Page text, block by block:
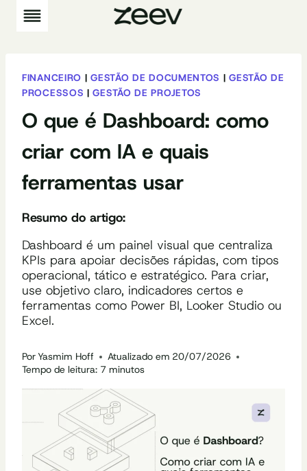
Pular
para
FINANCEIRO |GESTÃO DE DOCUMENTOS |GESTÃO DE
PROCESSOS |GESTÃO DE PROJETOS
O que é Dashboard: como
criar com IA e quais
ferramentas usar
Resumo do artigo:
Dashboard é um painel visual que centraliza
KPIs para apoiar decisões rápidas, com tipos
operacional, tático e estratégico. Para criar,
use objetivo claro, indicadores certos e
ferramentas como Power BI, Looker Studio ou
Excel.
PorYasmim Hoff Atualizado em 20/07/2026
Tempo de leitura: 7 minutos